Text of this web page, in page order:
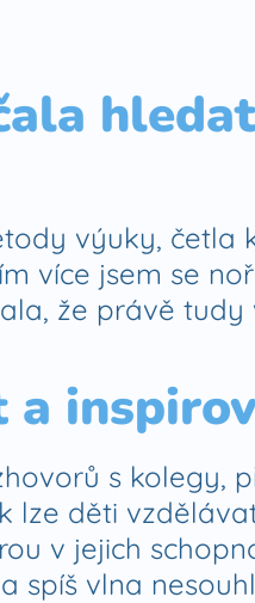
výuky, četla
více jsem se
že právě tudy
a
s kolegy,
lze děti
v jejich
spíš vlna